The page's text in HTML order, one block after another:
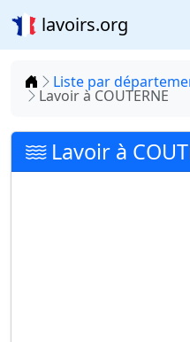
lavoirs.org
Accueil
Liste par
Lavoir à COUTERNE
Lavoir à